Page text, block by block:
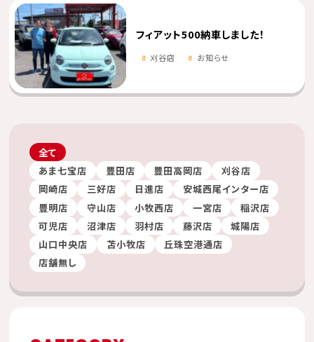
フィアット500納車しました！
刈谷店 お知らせ
全て
あま七宝店
豊田店 豊田高岡店
刈谷店
岡崎店
三好店 日進店
安城西尾インター店
豊明店
守山店 小牧西店 一宮店
稲沢店
可児店
沼津店 羽村店 藤沢店
城陽店
山口中央店
苫小牧店
丘珠空港通店
店舗無し